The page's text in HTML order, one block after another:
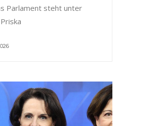
Parlament steht unter